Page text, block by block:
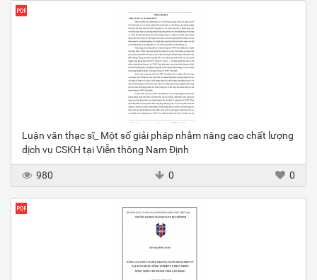
Luận văn thạc sĩ_ Một số giải pháp nhằm nâng cao chất lượng
dịch vụ CSKH tại Viễn thông Nam Định
980 0 0